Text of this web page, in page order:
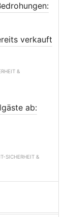
verkauft
&
ab:
SICHERHEIT &